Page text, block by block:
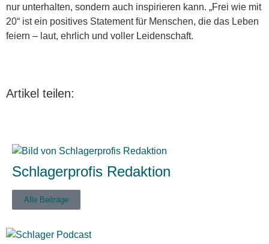
nur unterhalten, sondern auch inspirieren kann. „Frei wie mit
20“ ist ein positives Statement für Menschen, die das Leben
feiern – laut, ehrlich und voller Leidenschaft.
Artikel teilen:
Schlagerprofis Redaktion
Alle Beiträge